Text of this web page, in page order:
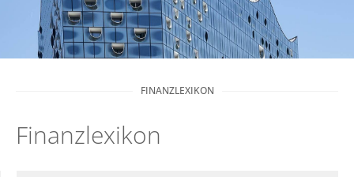
FINANZLEXIKON
Finanzlexikon